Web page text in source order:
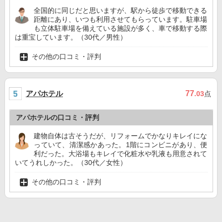
全国的に同じだと思いますが、駅から徒歩で移動できる
距離にあり、いつも利用させてもらっています。駐車場
も立体駐車場を備えている施設が多く、車で移動する際
は重宝しています。（30代／男性）
その他の口コミ・評判
アパホテル 77.03点
アパホテルの口コミ・評判
建物自体は古そうだが、リフォームでかなりキレイにな
っていて、清潔感かあった。1階にコンビニがあり、便
利だった。大浴場もキレイで化粧水や乳液も用意されて
いてうれしかった。（30代／女性）
その他の口コミ・評判